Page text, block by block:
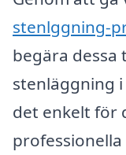
stenlggning-
begära
stenläggning
det enkelt för